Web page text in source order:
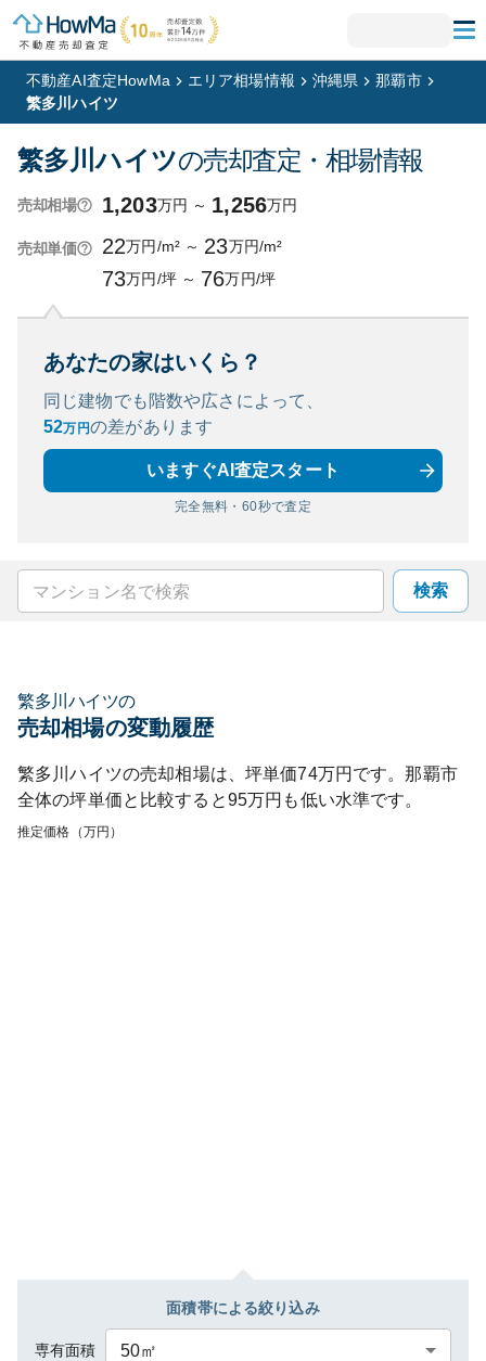
不動産AI査定HowMa エリア相場情報 沖縄県
那覇市
繁多川ハイツ
繁多川ハイツの売却査定・相場情報
売却相場 1,203万円 ～ 1,256万円
売却単価 22万円/m² ～ 23万円/m²
73万円/坪 ～ 76万円/坪
あなたの家はいくら？
同じ建物でも階数や広さによって、
52万円の差があります
いますぐAI査定スタート
完全無料・60秒で査定
検索
繁多川ハイツの
売却相場の変動履歴
繁多川ハイツの売却相場は、坪単価74万円です。那覇市
全体の坪単価と比較すると95万円も低い水準です。
推定価格（万円）
面積帯による絞り込み
専有面積 50㎡